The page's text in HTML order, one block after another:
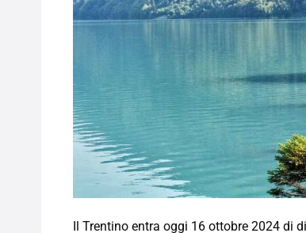
Il Trentino entra oggi 16 ottobre 2024 di